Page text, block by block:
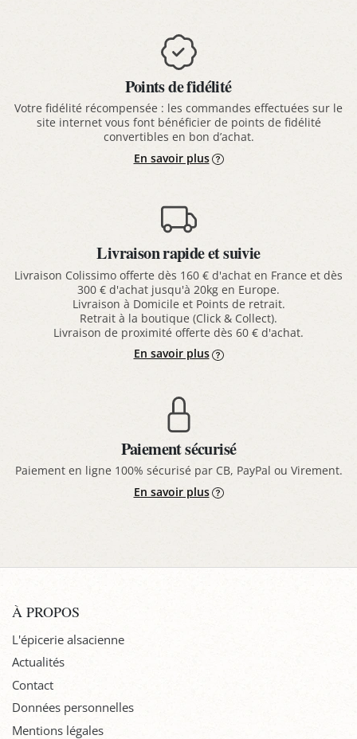
Points de fidélité
Votre fidélité récompensée : les commandes effectuées sur le
site internet vous font bénéficier de points de fidélité
convertibles en bon d’achat.
En savoir plus
Livraison rapide et suivie
Livraison Colissimo offerte dès 160 € d'achat en France et dès
300 € d'achat jusqu'à 20kg en Europe.
Livraison à Domicile et Points de retrait.
Retrait à la boutique (Click & Collect).
Livraison de proximité offerte dès 60 € d'achat.
En savoir plus
Paiement sécurisé
Paiement en ligne 100% sécurisé par CB, PayPal ou Virement.
En savoir plus
À PROPOS
L'épicerie alsacienne
Actualités
Contact
Données personnelles
Mentions légales